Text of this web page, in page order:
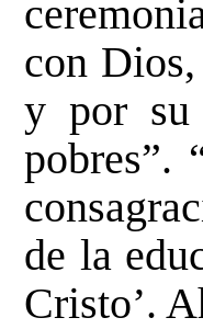
con
y por su
pobres”.
de la
Cristo’.